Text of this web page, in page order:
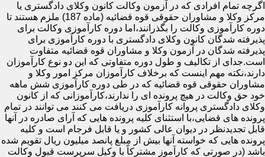
اگرچه تمام افرادی که در آزمون وکالت کانون وکلای دادگستری یا
مرکز وکلا و مشاوران حقوقی قوه قضائیه (ماده 187) ملزم هستند تا
دوره کارآموزی وکالت را بگذرانند،اما دوره کارآموزی وکالت برای
پذیرفته شدگان کانون وکلای دادگستری با دوره کارآموزی برای
پذیرفته شدگان در آزمون وکلا و مشاوران قوه قضائیه متفاوت
است.جدای از تکالیف و طول دوره متفاوتی که این دو نوع کارآموزان
دارند،نکته مهم اینست که برخلاف کارآموزان مرکز امور وکلا و
مشاوران حقوقی قوه قضائیه که در طی دوره کارآموزی شش ماهه
خود حق وکالت در هیچ پرونده ای را ندارند،کارآموزانی که از کانون
وکلای دادگستری پروانه کارآموزی دریافت می کنند می توانند در تمام
پرونده های قضایی،با استثنای کلیه پرونده هایی که آرای صادره در آنها
قابل تجدیدنظر در دیوان عالی کشور و یا قابل فرجام است و کلیه
پرونده هایی که خواسته آنها بیش از مبلغ پانصد میلیون ریال تقویم شده
باشد (در صورتی که کارآموز مشترکاً با وکیل سرپرست قبول وکالت